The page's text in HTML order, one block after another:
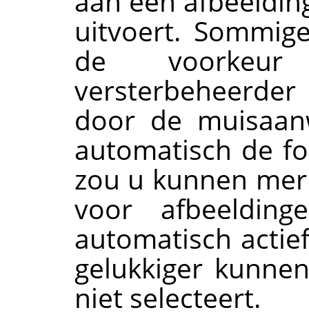
uitvoert.
de
door de
automatisch de
zou u kunnen
voor
automatisch
gelukkiger
niet selecteert.